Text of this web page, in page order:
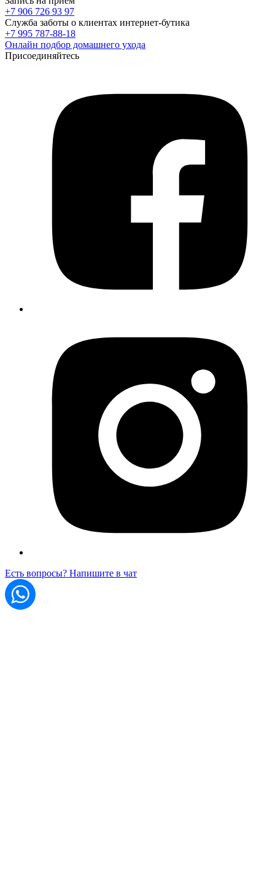
+7 906 726 93 97
Служба заботы о клиентах интернет-бутика
+7 995 787-88-18
Онлайн подбор домашнего ухода
Присоединяйтесь
Есть вопросы? Напишите в чат